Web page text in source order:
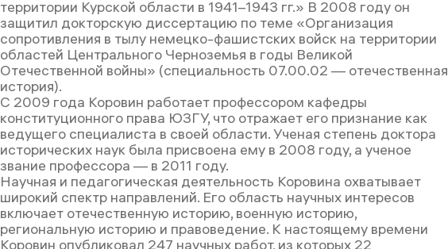
территории Курской области в 1941–1943 гг.» В 2008 году он
защитил докторскую диссертацию по теме «Организация
сопротивления в тылу немецко-фашистских войск на территории
областей Центрального Черноземья в годы Великой
Отечественной войны» (специальность 07.00.02 — отечественная
история).
С 2009 года Коровин работает профессором кафедры
конституционного права ЮЗГУ, что отражает его признание как
ведущего специалиста в своей области. Ученая степень доктора
исторических наук была присвоена ему в 2008 году, а ученое
звание профессора — в 2011 году.
Научная и педагогическая деятельность Коровина охватывает
широкий спектр направлений. Его область научных интересов
включает отечественную историю, военную историю,
региональную историю и правоведение. К настоящему времени
Коровин опубликовал 247 научных работ, из которых 22